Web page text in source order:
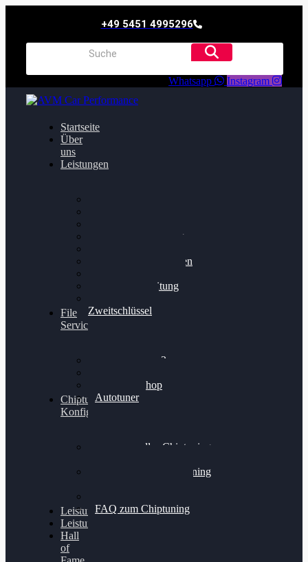
+49 5451 4995296
Whatsapp Instagram
Startseite
Über
uns
Leistungen
Getriebeoptimierung
Bremsscheiben planen
Felgenaufbereitung
Zweitschlüssel
File
Service
Alientech Kess3
Alientech Shop
Autotuner
Chiptuning
Konfigurator
Professionelles Chiptuning
Professionelles Chiptuning
FAQ zum Chiptuning
Leistungsmessung
Leistungsprüfstand
Hall
of